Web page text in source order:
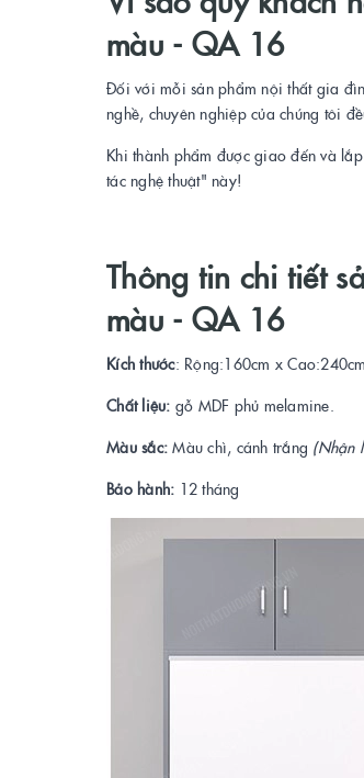
màu - QA 16
Đối với mỗi sản phẩm nội thất gia
nghề, chuyên nghiệp của chúng tôi
Khi thành phẩm được giao đến và
tác nghệ thuật" này!
Thông tin chi tiết
màu - QA 16
Kích thước: Rộng:160cm x
Chất liệu: gỗ MDF phủ melamine.
Màu sắc:Màu chì, cánh trắng (Nhận
Bảo hành: 12 tháng